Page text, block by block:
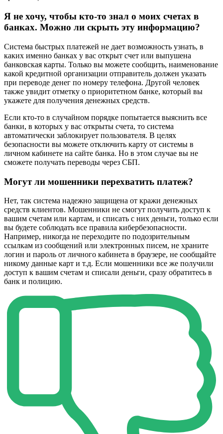
Я не хочу, чтобы кто-то знал о моих счетах в
банках. Можно ли скрыть эту информацию?
Система быстрых платежей не дает возможность узнать, в
каких именно банках у вас открыт счет или выпушена
банковская карты. Только вы можете сообщить, наименование
какой кредитной организации отправитель должен указать
при переводе денег по номеру телефона. Другой человек
также увидит отметку о приоритетном банке, который вы
укажете для получения денежных средств.
Если кто-то в случайном порядке попытается выяснить все
банки, в которых у вас открыты счета, то система
автоматически заблокирует пользователя. В целях
безопасности вы можете отключить карту от системы в
личном кабинете на сайте банка. Но в этом случае вы не
сможете получать переводы через СБП.
Могут ли мошенники перехватить платеж?
Нет, так система надежно защищена от кражи денежных
средств клиентов. Мошенники не смогут получить доступ к
вашим счетам или картам, и списать с них деньги, только если
вы будете соблюдать все правила кибербезопасности.
Например, никогда не переходите по подозрительным
ссылкам из сообщений или электронных писем, не храните
логин и пароль от личного кабинета в браузере, не сообщайте
никому данные карт и т.д. Если мошенники все же получили
доступ к вашим счетам и списали деньги, сразу обратитесь в
банк и полицию.